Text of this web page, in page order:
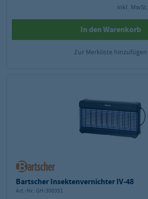
inkl. MwSt.
In den Warenkorb
Zur Merkliste hinzufügen
Bartscher Insektenvernichter IV-48
Art.-Nr.: GH-300351